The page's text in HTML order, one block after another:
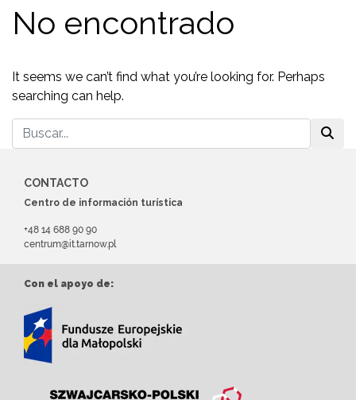
No encontrado
It seems we can’t find what you’re looking for. Perhaps
searching can help.
CONTACTO
Centro de información turística
+48 14 688 90 90
centrum@it.tarnow.pl
Con el apoyo de: